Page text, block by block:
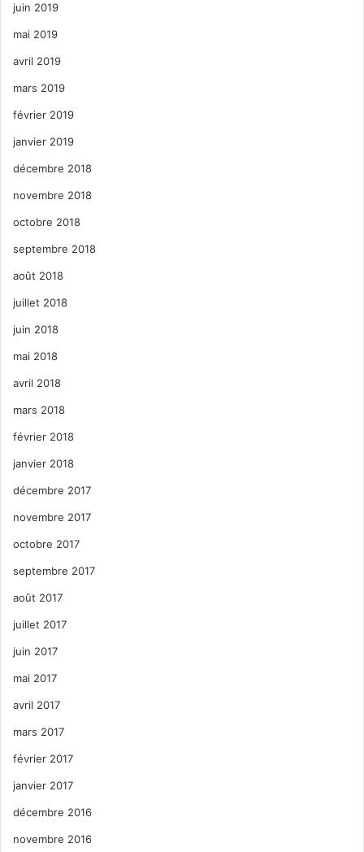
juin 2019
mai 2019
avril 2019
mars 2019
février 2019
janvier 2019
décembre 2018
novembre 2018
octobre 2018
septembre 2018
août 2018
juillet 2018
juin 2018
mai 2018
avril 2018
mars 2018
février 2018
janvier 2018
décembre 2017
novembre 2017
octobre 2017
septembre 2017
août 2017
juillet 2017
juin 2017
mai 2017
avril 2017
mars 2017
février 2017
janvier 2017
décembre 2016
novembre 2016